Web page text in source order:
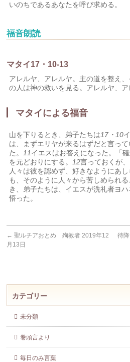
いのちであるあなたを呼び求める。
福音朗読
マタイ17・10-13
アレルヤ、アレルヤ。主の道を整え
の人は神の救いを見る。アレルヤ、ア
マタイによる福音
山を下りるとき、弟子たちは17・10
は、まずエリヤが来るはずだと言っ
た。 11イエスはお答えになった。「
を元どおりにする。 12言っておくが
人々は彼を認めず、好きなようにあ
も、そのように人々から苦しめられる
き、弟子たちは、イエスが洗礼者ヨ
悟った。
← 聖ルチアおとめ 殉教者 2019年12
月13日
待
カテゴリー
未分類
巻頭言より
毎日のみ言葉